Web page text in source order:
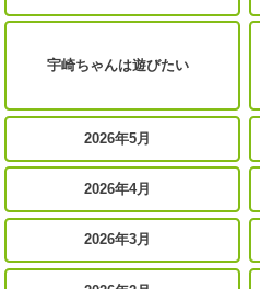
宇崎ちゃんは遊びたい
2026年5月
2026年4月
2026年3月